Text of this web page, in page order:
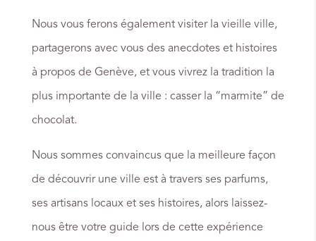
Nous vous ferons également visiter la vieille ville,
partagerons avec vous des anecdotes et histoires
à propos de Genève, et vous vivrez la tradition la
plus importante de la ville : casser la “marmite” de
chocolat.
Nous sommes convaincus que la meilleure façon
de découvrir une ville est à travers ses parfums,
ses artisans locaux et ses histoires, alors laissez-
nous être votre guide lors de cette expérience